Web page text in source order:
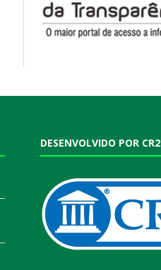
DESENVOLVIDO POR CR2